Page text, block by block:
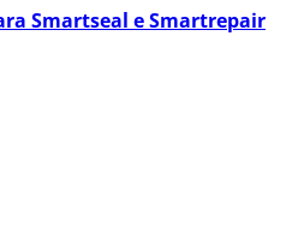
Smartseal e Smartrepair